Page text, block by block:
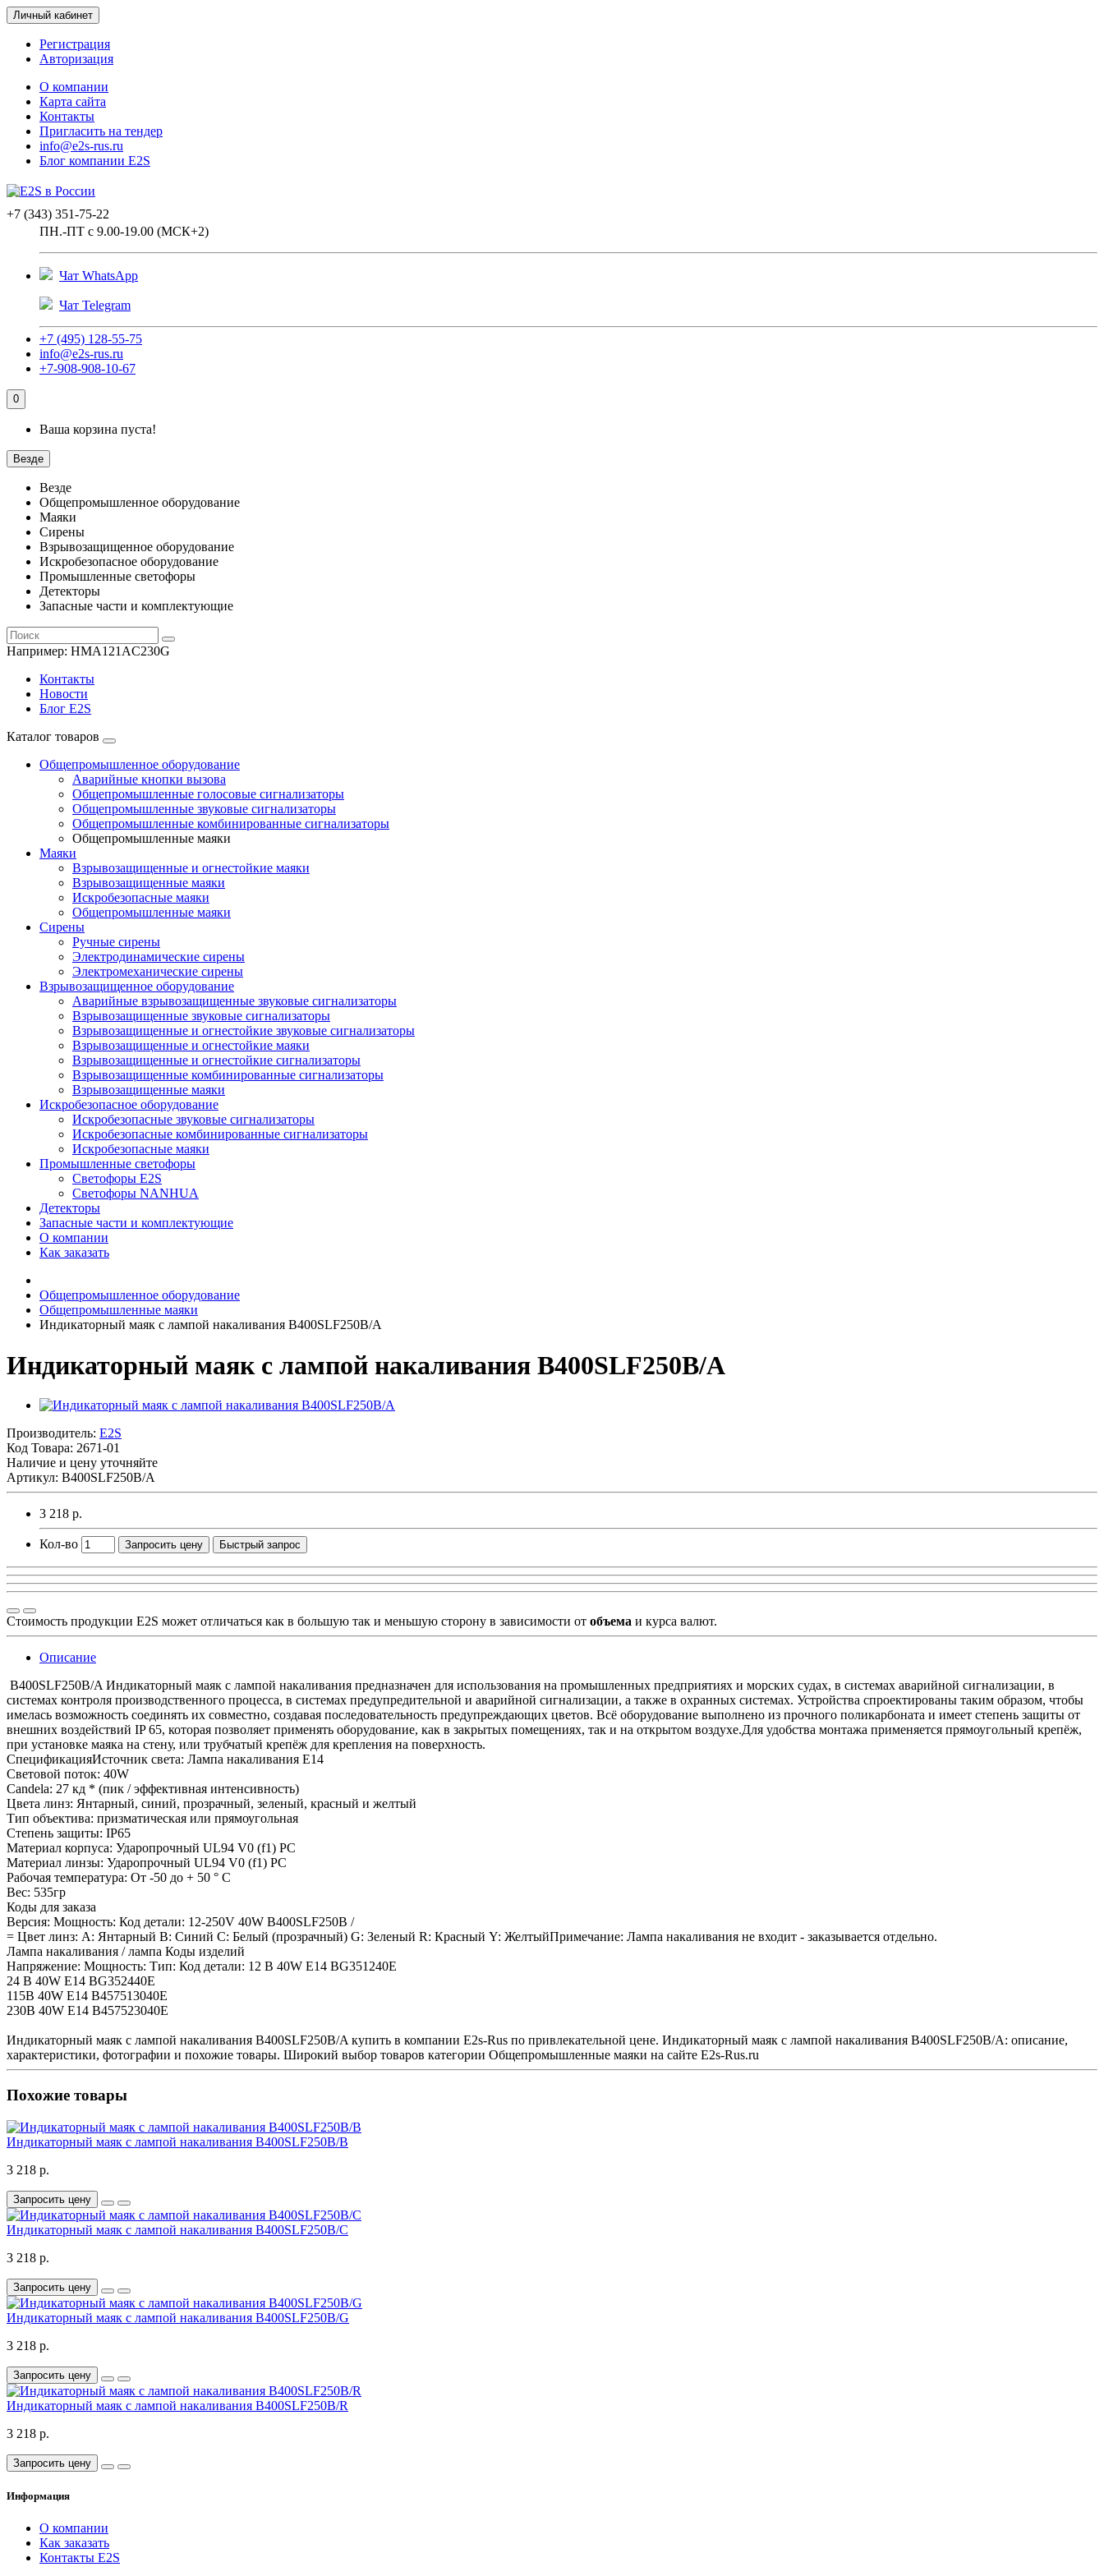
Личный кабинет
Регистрация
Авторизация
О компании
Карта сайта
Контакты
Пригласить на тендер
info@e2s-rus.ru
Блог компании E2S
+7 (343) 351-75-22
ПН.-ПТ с 9.00-19.00 (МСК+2)
Чат WhatsApp
Чат Telegram
+7 (495) 128-55-75
info@e2s-rus.ru
+7-908-908-10-67
0
Ваша корзина пуста!
Везде
Везде
Общепромышленное оборудование
Маяки
Сирены
Взрывозащищенное оборудование
Искробезопасное оборудование
Промышленные светофоры
Детекторы
Запасные части и комплектующие
Например: HMA121AC230G
Контакты
Новости
Блог E2S
Каталог товаров
Общепромышленное оборудование
Аварийные кнопки вызова
Общепромышленные голосовые сигнализаторы
Общепромышленные звуковые сигнализаторы
Общепромышленные комбинированные сигнализаторы
Общепромышленные маяки
Маяки
Взрывозащищенные и огнестойкие маяки
Взрывозащищенные маяки
Искробезопасные маяки
Общепромышленные маяки
Сирены
Ручные сирены
Электродинамические сирены
Электромеханические сирены
Взрывозащищенное оборудование
Аварийные взрывозащищенные звуковые сигнализаторы
Взрывозащищенные звуковые сигнализаторы
Взрывозащищенные и огнестойкие звуковые сигнализаторы
Взрывозащищенные и огнестойкие маяки
Взрывозащищенные и огнестойкие сигнализаторы
Взрывозащищенные комбинированные сигнализаторы
Взрывозащищенные маяки
Искробезопасное оборудование
Искробезопасные звуковые сигнализаторы
Искробезопасные комбинированные сигнализаторы
Искробезопасные маяки
Промышленные светофоры
Светофоры E2S
Светофоры NANHUA
Детекторы
Запасные части и комплектующие
О компании
Как заказать
Общепромышленное оборудование
Общепромышленные маяки
Индикаторный маяк с лампой накаливания B400SLF250B/A
Индикаторный маяк с лампой накаливания B400SLF250B/A
Производитель: E2S
Код Товара: 2671-01
Наличие и цену уточняйте
Артикул: B400SLF250B/A
3 218 р.
Кол-во Запросить цену Быстрый запрос
Стоимость продукции E2S может отличаться как в большую так и меньшую сторону в зависимости от объема и курса валют.
Описание
B400SLF250B/A Индикаторный маяк с лампой накаливания предназначен для использования на промышленных предприятиях и морских судах, в системах аварийной сигнализации, в
системах контроля производственного процесса, в системах предупредительной и аварийной сигнализации, а также в охранных системах. Устройства спроектированы таким образом, чтобы
имелась возможность соединять их совместно, создавая последовательность предупреждающих цветов. Всё оборудование выполнено из прочного поликарбоната и имеет степень защиты от
внешних воздействий IP 65, которая позволяет применять оборудование, как в закрытых помещениях, так и на открытом воздухе.Для удобства монтажа применяется прямоугольный крепёж,
при установке маяка на стену, или трубчатый крепёж для крепления на поверхность.
СпецификацияИсточник света: Лампа накаливания E14
Световой поток: 40W
Candela: 27 кд * (пик / эффективная интенсивность)
Цвета линз: Янтарный, синий, прозрачный, зеленый, красный и желтый
Тип объектива: призматическая или прямоугольная
Степень защиты: IP65
Материал корпуса: Ударопрочный UL94 V0 (f1) PC
Материал линзы: Ударопрочный UL94 V0 (f1) PC
Рабочая температура: От -50 до + 50 ° C
Вес: 535гр
Коды для заказа
Версия: Мощность: Код детали: 12-250V 40W B400SLF250B /
= Цвет линз: А: Янтарный B: Синий C: Белый (прозрачный) G: Зеленый R: Красный Y: ЖелтыйПримечание: Лампа накаливания не входит - заказывается отдельно.
Лампа накаливания / лампа Коды изделий
Напряжение: Мощность: Тип: Код детали: 12 В 40W E14 BG351240E
24 В 40W E14 BG352440E
115В 40W E14 B457513040E
230В 40W E14 B457523040E
Индикаторный маяк с лампой накаливания B400SLF250B/A купить в компании E2s-Rus по привлекательной цене. Индикаторный маяк с лампой накаливания B400SLF250B/A: описание,
характеристики, фотографии и похожие товары. Широкий выбор товаров категории Общепромышленные маяки на сайте E2s-Rus.ru
Похожие товары
Индикаторный маяк с лампой накаливания B400SLF250B/B
3 218 р.
Запросить цену
Индикаторный маяк с лампой накаливания B400SLF250B/C
3 218 р.
Запросить цену
Индикаторный маяк с лампой накаливания B400SLF250B/G
3 218 р.
Запросить цену
Индикаторный маяк с лампой накаливания B400SLF250B/R
3 218 р.
Запросить цену
Информация
О компании
Как заказать
Контакты E2S